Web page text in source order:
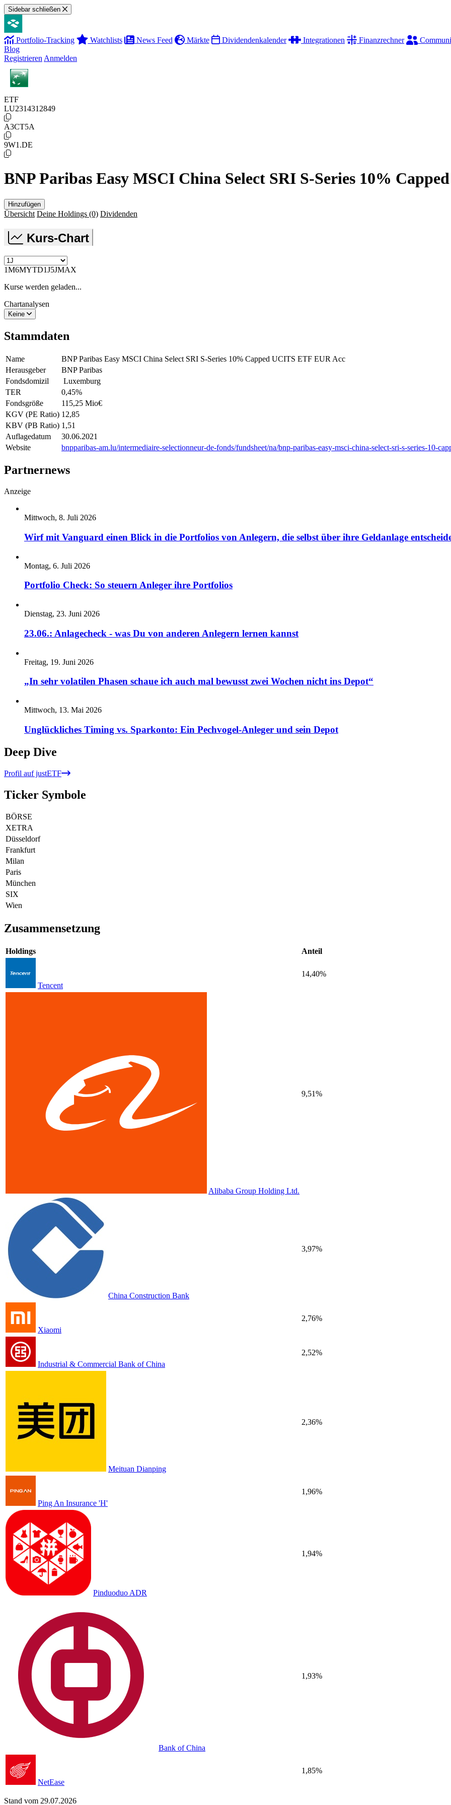
Sidebar schließen
Portfolio-Tracking Watchlists News Feed Märkte Dividendenkalender Integrationen Finanzrechner
Blog
Registrieren Anmelden
ETF
LU2314312849
A3CT5A
9W1.DE
BNP Paribas Easy MSCI China Select SRI S-Series 10%
Hinzufügen
Übersicht Deine Holdings (0) Dividenden
Kurs-Chart
1M6MYTD1J5JMAX
Kurse werden geladen...
Chartanalysen
Keine
Stammdaten
Name
BNP Paribas Easy MSCI China Select SRI S-Series 10% Capped UCITS ETF EUR Acc
Herausgeber
BNP Paribas
Fondsdomizil
Luxemburg
TER
0,45%
Fondsgröße
115,25 Mio€
KGV (PE Ratio) 12,85
KBV (PB Ratio) 1,51
Auflagedatum
30.06.2021
Website
bnpparibas-am.lu/intermediaire-selectionneur-de-fonds/fundsheet/na/bnp-paribas-easy-msci-china-select-sri-s-series-10-
Partnernews
Anzeige
Mittwoch, 8. Juli 2026
Wirf mit Vanguard einen Blick in die Portfolios von Anlegern, die selbst über ihre Geldanlage
Montag, 6. Juli 2026
Portfolio Check: So steuern Anleger ihre Portfolios
Dienstag, 23. Juni 2026
23.06.: Anlagecheck - was Du von anderen Anlegern lernen kannst
Freitag, 19. Juni 2026
„In sehr volatilen Phasen schaue ich auch mal bewusst zwei Wochen nicht ins Depot“
Mittwoch, 13. Mai 2026
Unglückliches Timing vs. Sparkonto: Ein Pechvogel-Anleger und sein Depot
Deep Dive
Profil auf justETF
Ticker Symbole
BÖRSE
XETRA
Düsseldorf
Frankfurt
Milan
Paris
München
SIX
Wien
Zusammensetzung
Holdings Anteil
Tencent
14,40%
Alibaba Group Holding Ltd.
9,51%
China Construction Bank
3,97%
Xiaomi
2,76%
Industrial & Commercial Bank of China
2,52%
Meituan Dianping
2,36%
Ping An Insurance 'H'
1,96%
Pinduoduo ADR
1,94%
Bank of China
1,93%
NetEase
1,85%
Stand vom 29.07.2026